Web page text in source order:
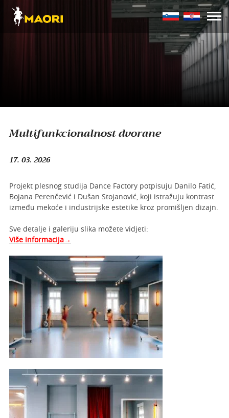
Multifunkcionalnost dvorane
17. 03. 2026
Projekt plesnog studija Dance Factory potpisuju Danilo Fatić,
Bojana Perenčević i Dušan Stojanović, koji istražuju kontrast
između mekoće i industrijske estetike kroz promišljen dizajn.
Sve detalje i galeriju slika možete vidjeti:
Više informacija→